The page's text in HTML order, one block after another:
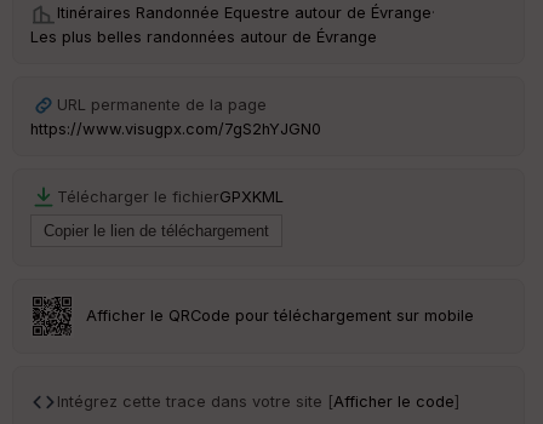
Itinéraires Randonnée Equestre autour de Évrange·
Les plus belles randonnées autour de Évrange
URL permanente de la page
https://www.visugpx.com/7gS2hYJGN0
Télécharger le fichierGPXKML
Afficher le QRCode pour téléchargement sur mobile
Intégrez cette trace dans votre site [Afficher le code]